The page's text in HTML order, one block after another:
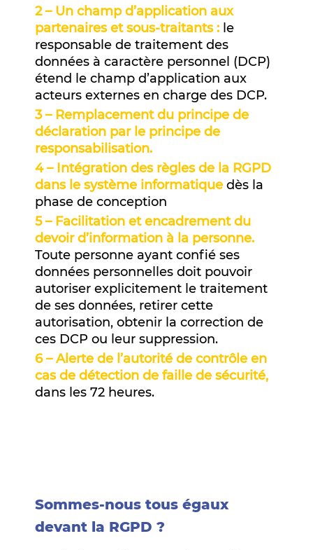
2 – Un champ d’application aux
partenaires et sous-traitants : le
responsable de traitement des
données à caractère personnel (DCP)
étend le champ d’application aux
acteurs externes en charge des DCP.
3 – Remplacement du principe de
déclaration par le principe de
responsabilisation.
4 – Intégration des règles de la RGPD
dans le système informatique dès la
phase de conception
5 – Facilitation et encadrement du
devoir d’information à la personne.
Toute personne ayant confié ses
données personnelles doit pouvoir
autoriser explicitement le traitement
de ses données, retirer cette
autorisation, obtenir la correction de
ces DCP ou leur suppression.
6 – Alerte de l’autorité de contrôle en
cas de détection de faille de sécurité,
dans les 72 heures.
Sommes-nous tous égaux
devant la RGPD ?